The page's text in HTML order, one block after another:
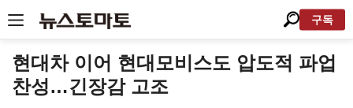
구독
현대차 이어 현대모비스도 압도적 파업
찬성…긴장감 고조